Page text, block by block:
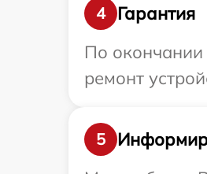
4
Гарантия
По
ремонт
5